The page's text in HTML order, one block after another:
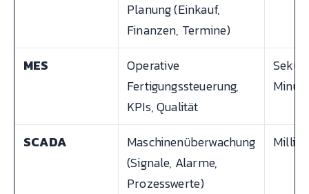
Planung (Einkauf,
Finanzen, Termine)
MES
Operative
Fertigungssteuerung,
KPIs, Qualität
SCADA
Maschinenüberwachung
(Signale, Alarme,
Prozesswerte)